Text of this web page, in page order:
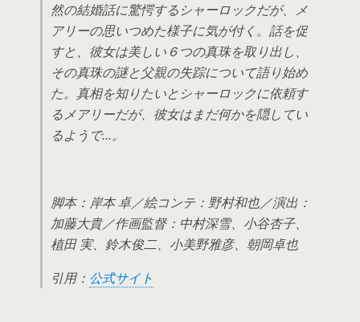
然の結婚話に驚愕するシャーロックだが、メ
アリーの思いつめた様子に気が付く。話を促
すと、彼女は美しい６つの真珠を取り出し、
その真珠の謎と父親の失踪について語り始め
た。真相を知りたいとシャーロックに依頼す
るメアリーだが、彼女はまだ何かを隠してい
るようで…。
脚本：岸本 卓／絵コンテ：野村和也／演出：
加藤大貴／作画監督：中村深雪、小谷杏子、
植田 実、鈴木俊二、小美野雅彦、朝岡卓也
引用： 公式サイト